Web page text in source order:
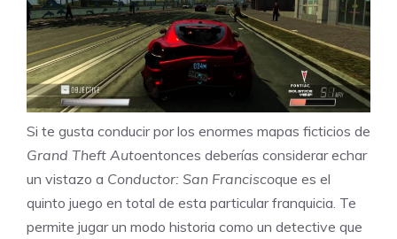
Si te gusta conducir por los enormes mapas ficticios de
Grand Theft Autoentonces deberías considerar echar
un vistazo a Conductor: San Franciscoque es el
quinto juego en total de esta particular franquicia. Te
permite jugar un modo historia como un detective que